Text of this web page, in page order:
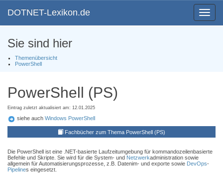
Toggle
DOTNET-Lexikon.de
Sie sind hier
Themenübersicht
PowerShell
PowerShell (PS)
Eintrag zuletzt aktualisiert am: 12.01.2025
siehe auch Windows PowerShell
Fachbücher zum Thema PowerShell (PS)
Die PowerShell ist eine .NET-basierte Laufzeitumgebung für kommandozeilenbasierte
Befehle und Skripte. Sie wird für die System- und Netzwerkadministration sowie
allgemein für Automatisierungsprozesse, z.B. Datenim- und exporte sowie DevOps-
Pipelines eingesetzt.